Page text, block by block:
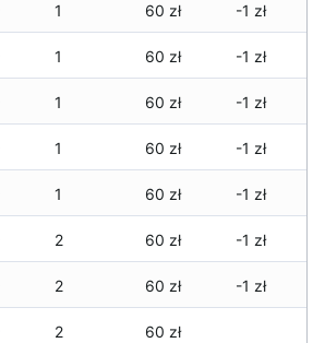
1 60 zł -1 zł
1 60 zł -1 zł
1 60 zł -1 zł
1 60 zł -1 zł
1 60 zł -1 zł
2 60 zł -1 zł
2 60 zł -1 zł
2 60 zł